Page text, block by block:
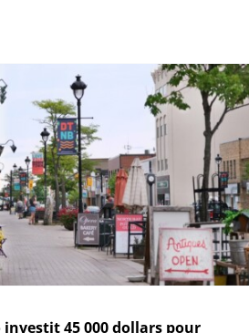
investit 45 000 dollars pour